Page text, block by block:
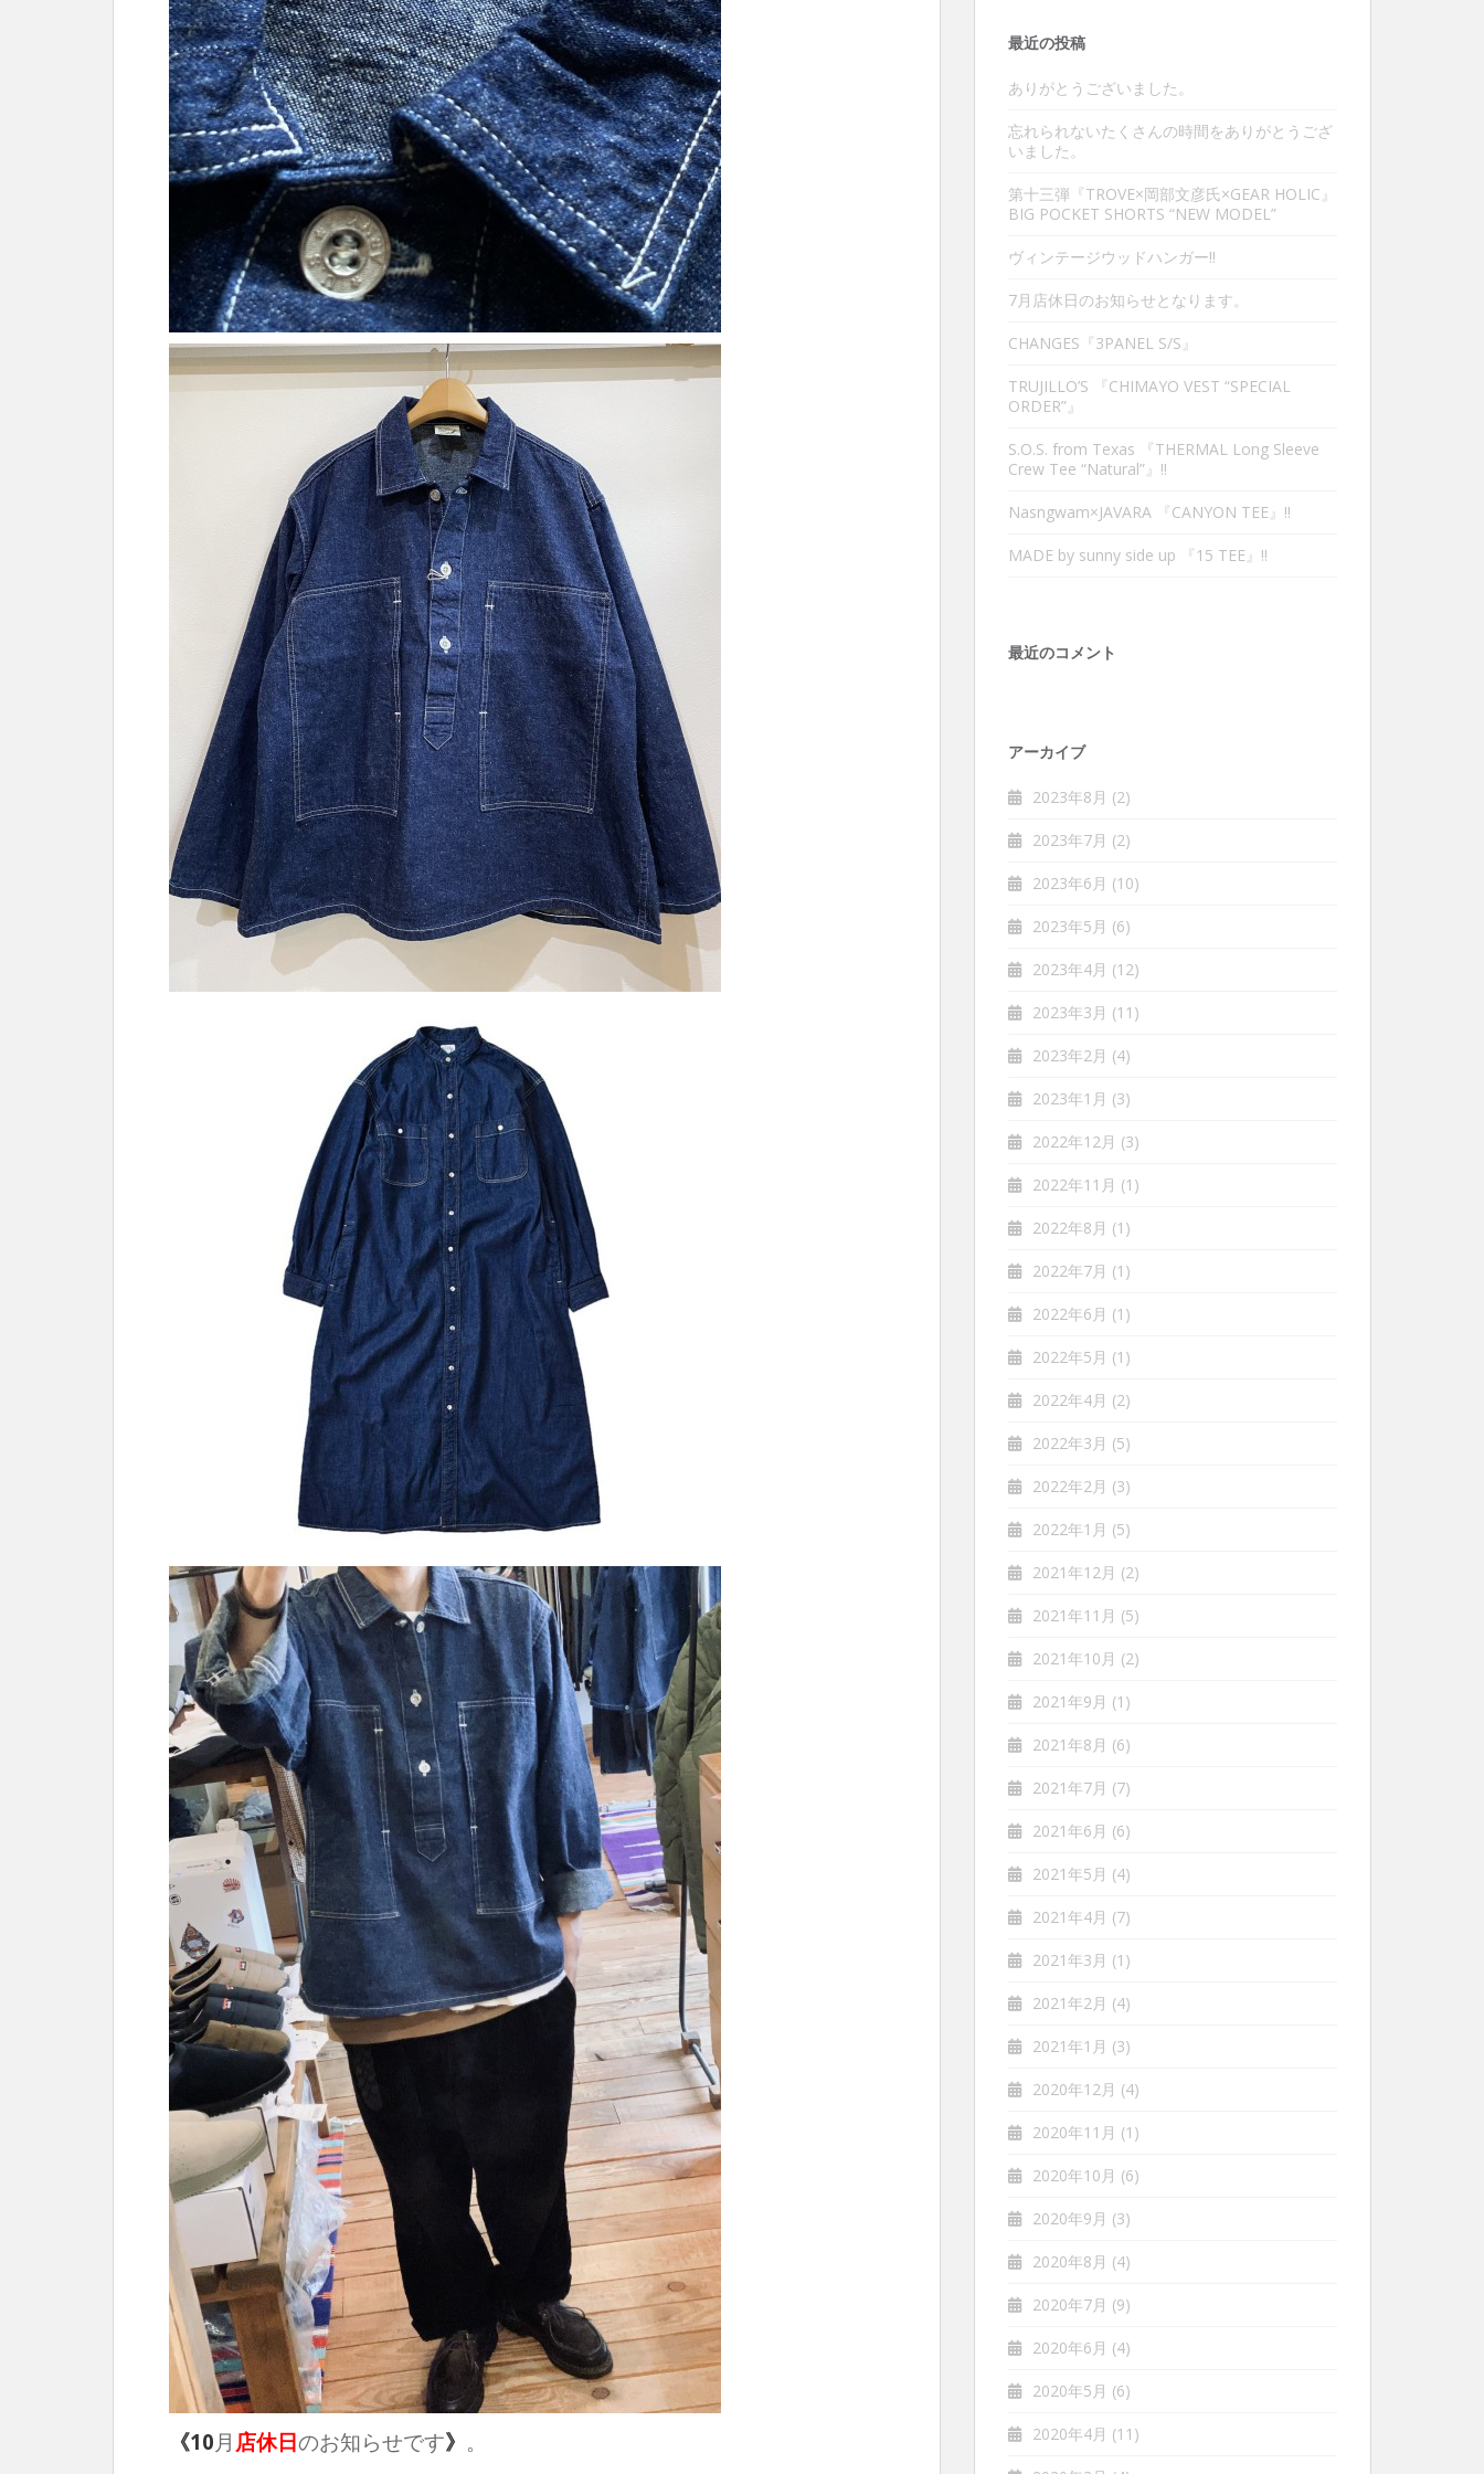
《10月 店休日のお知らせです》 。
最近の投稿
ありがとうございました。
忘れられないたくさんの時間をありがとうござ
いました。
第十三弾『TROVE×岡部文彦氏×GEAR HOLIC』
BIG POCKET SHORTS “NEW MODEL”
ヴィンテージウッドハンガー‼︎
7月店休日のお知らせとなります。
CHANGES『3PANEL S/S』
TRUJILLO’S 『CHIMAYO VEST “SPECIAL
ORDER”』
S.O.S. from Texas 『THERMAL Long Sleeve
Crew Tee “Natural”』‼︎
Nasngwam×JAVARA 『CANYON TEE』‼︎
MADE by sunny side up 『15 TEE』‼︎
最近のコメント
アーカイブ
2023年8月 (2)
2023年7月 (2)
2023年6月 (10)
2023年5月 (6)
2023年4月 (12)
2023年3月 (11)
2023年2月 (4)
2023年1月 (3)
2022年12月 (3)
2022年11月 (1)
2022年8月 (1)
2022年7月 (1)
2022年6月 (1)
2022年5月 (1)
2022年4月 (2)
2022年3月 (5)
2022年2月 (3)
2022年1月 (5)
2021年12月 (2)
2021年11月 (5)
2021年10月 (2)
2021年9月 (1)
2021年8月 (6)
2021年7月 (7)
2021年6月 (6)
2021年5月 (4)
2021年4月 (7)
2021年3月 (1)
2021年2月 (4)
2021年1月 (3)
2020年12月 (4)
2020年11月 (1)
2020年10月 (6)
2020年9月 (3)
2020年8月 (4)
2020年7月 (9)
2020年6月 (4)
2020年5月 (6)
2020年4月 (11)